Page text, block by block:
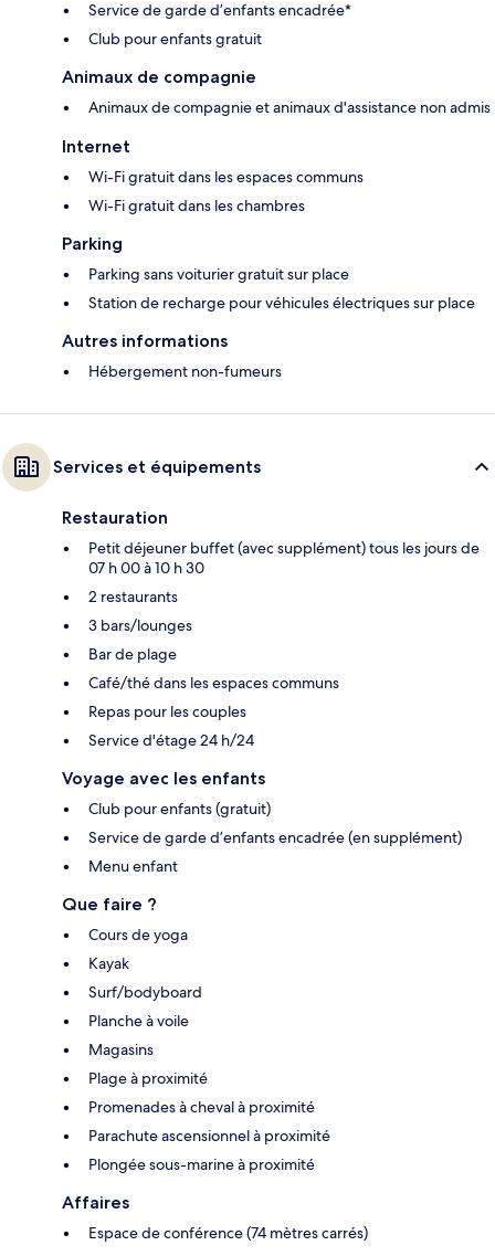
Service de garde d’enfants encadrée*
Club pour enfants gratuit
Animaux de compagnie
Animaux de compagnie et animaux d'assistance non admis
Internet
Wi-Fi gratuit dans les espaces communs
Wi-Fi gratuit dans les chambres
Parking
Parking sans voiturier gratuit sur place
Station de recharge pour véhicules électriques sur place
Autres informations
Hébergement non-fumeurs
Services et équipements
Restauration
Petit déjeuner buffet (avec supplément) tous les jours de
07 h 00 à 10 h 30
2 restaurants
3 bars/lounges
Bar de plage
Café/thé dans les espaces communs
Repas pour les couples
Service d'étage 24 h/24
Voyage avec les enfants
Club pour enfants (gratuit)
Service de garde d’enfants encadrée (en supplément)
Menu enfant
Que faire ?
Cours de yoga
Kayak
Surf/bodyboard
Planche à voile
Magasins
Plage à proximité
Promenades à cheval à proximité
Parachute ascensionnel à proximité
Plongée sous-marine à proximité
Affaires
Espace de conférence (74 mètres carrés)